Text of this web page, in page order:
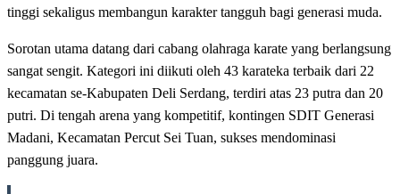
tinggi sekaligus membangun karakter tangguh bagi generasi muda.
Sorotan utama datang dari cabang olahraga karate yang berlangsung
sangat sengit. Kategori ini diikuti oleh 43 karateka terbaik dari 22
kecamatan se-Kabupaten Deli Serdang, terdiri atas 23 putra dan 20
putri. Di tengah arena yang kompetitif, kontingen SDIT Generasi
Madani, Kecamatan Percut Sei Tuan, sukses mendominasi
panggung juara.